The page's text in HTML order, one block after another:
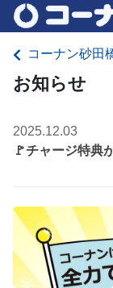
コーナン砂田
お知らせ
2025.12.03
🚩チャージ特典